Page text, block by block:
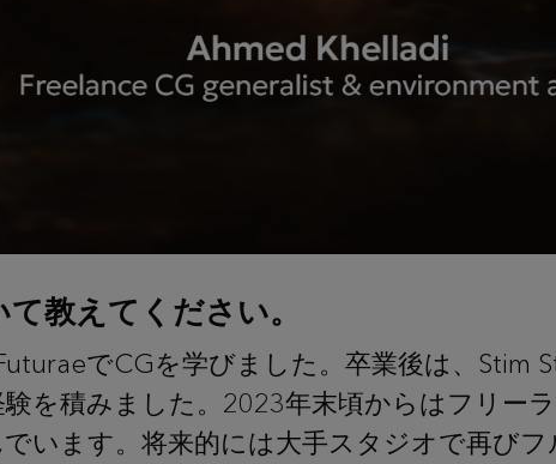
教えてください。
でCGを学びました。卒業後は、Stim
を積みました。2023年末頃からはフリー
います。将来的には大手スタジオで再び